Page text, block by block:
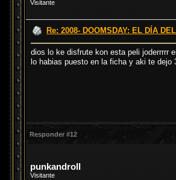
Visitante
Re: 2008- DOOMSDAY: EL DÍA
dios lo ke disfrute kon esta peli joderrrrr
lo habias puesto en la ficha y aki te
Responder #12
punkandroll
Visitante